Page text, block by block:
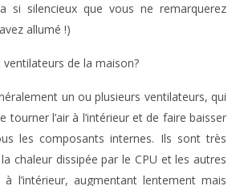
si silencieux que vous ne remarquerez
allumé !)
de la maison?
un ou plusieurs ventilateurs, qui
tourner l’air à l’intérieur et de faire baisser
les composants internes. Ils sont très
chaleur dissipée par le CPU et les autres
l’intérieur, augmentant lentement mais